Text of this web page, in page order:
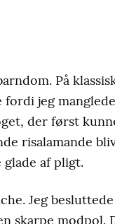
På
jeg
der først
risalamande
af pligt.
Jeg
skarpe modpol.